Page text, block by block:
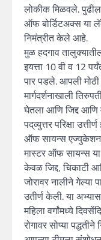
लोकीक मिळवले. पुढील
ऑफ बोर्डिटअक्स या
निमंत्रीत केले आहे.
मुळ हदगाव
इयत्ता 10 वी व 12
पार पडले. आपली मोठी
मार्गदर्शनाखाली
घेतला आणि जिद्द आणि
पद्‌व्युत्तर परिक्षा
ऑफ सायन्स
मास्टर ऑफ सायन्स
केवळ जिद्द, चिकाटी
जोरावर नालीने गेल्या
उतीर्ण केली. या
महिला वर्गांमध्ये
रोगावर सोप्या